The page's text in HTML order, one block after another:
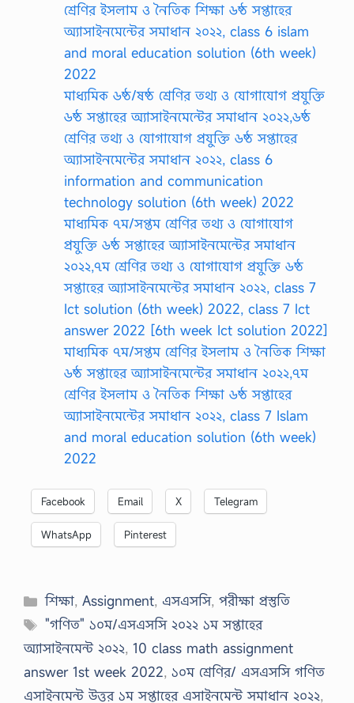
শ্রেণির ইসলাম ও নৈতিক শিক্ষা ৬ষ্ঠ সপ্তাহের
অ্যাসাইনমেন্টের সমাধান ২০২২, class 6 islam
and moral education solution (6th week)
2022
মাধ্যমিক ৬ষ্ঠ/ষষ্ঠ শ্রেণির তথ্য ও যোগাযোগ প্রযুক্তি
৬ষ্ঠ সপ্তাহের অ্যাসাইনমেন্টের সমাধান ২০২২,৬ষ্ঠ
শ্রেণির তথ্য ও যোগাযোগ প্রযুক্তি ৬ষ্ঠ সপ্তাহের
অ্যাসাইনমেন্টের সমাধান ২০২২, class 6
information and communication
technology solution (6th week) 2022
মাধ্যমিক ৭ম/সপ্তম শ্রেণির তথ্য ও যোগাযোগ
প্রযুক্তি ৬ষ্ঠ সপ্তাহের অ্যাসাইনমেন্টের সমাধান
২০২২,৭ম শ্রেণির তথ্য ও যোগাযোগ প্রযুক্তি ৬ষ্ঠ
সপ্তাহের অ্যাসাইনমেন্টের সমাধান ২০২২, class 7
Ict solution (6th week) 2022, class 7 Ict
answer 2022 [6th week Ict solution 2022]
মাধ্যমিক ৭ম/সপ্তম শ্রেণির ইসলাম ও নৈতিক শিক্ষা
৬ষ্ঠ সপ্তাহের অ্যাসাইনমেন্টের সমাধান ২০২২,৭ম
শ্রেণির ইসলাম ও নৈতিক শিক্ষা ৬ষ্ঠ সপ্তাহের
অ্যাসাইনমেন্টের সমাধান ২০২২, class 7 Islam
and moral education solution (6th week)
2022
Facebook Email X Telegram
WhatsApp Pinterest
Categories
শিক্ষা,Assignment, এসএসসি,পরীক্ষা প্রস্তুতি
Tags
"গণিত" ১০ম/এসএসসি ২০২২ ১ম সপ্তাহের
অ্যাসাইনমেন্ট ২০২২, 10 class math assignment
answer 1st week 2022, ১০ম শ্রেণির/ এসএসসি গণিত
এসাইনমেন্ট উত্তর ১ম সপ্তাহের এসাইনমেন্ট সমাধান ২০২২,